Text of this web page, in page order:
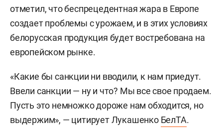
отметил, что беспрецедентная жара в Европе
создает проблемы с урожаем, и в этих условиях
белорусская продукция будет востребована на
европейском рынке.
«Какие бы санкции ни вводили, к нам приедут.
Ввели санкции — ну и что? Мы все свое продаем.
Пусть это немножко дороже нам обходится, но
выдержим», — цитирует Лукашенко БелТА.